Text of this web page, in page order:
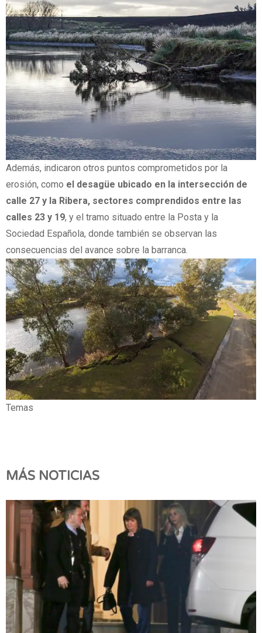
Además, indicaron otros puntos comprometidos por la
erosión, como el desagüe ubicado en la intersección de
calle 27 y la Ribera, sectores comprendidos entre las
calles 23 y 19, y el tramo situado entre la Posta y la
Sociedad Española, donde también se observan las
consecuencias del avance sobre la barranca.
Temas
MÁS NOTICIAS